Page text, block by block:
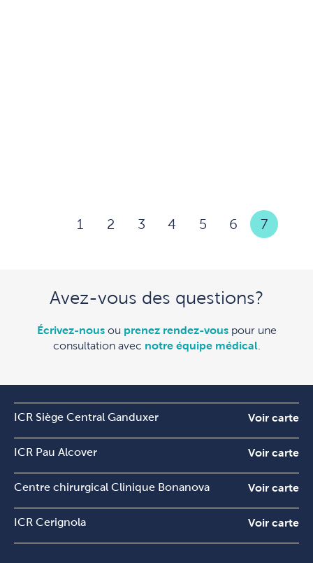
1 2 3 4 5 6 7
Avez-vous des questions?
Écrivez-nousou prenez rendez-vouspour une
consultation avec notre équipe médical.
ICR Siège Central Ganduxer Voir carte
ICR Pau Alcover Voir carte
Centre chirurgical Clinique Bonanova Voir carte
ICR Cerignola Voir carte